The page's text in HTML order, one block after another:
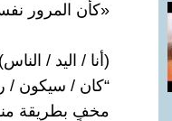
«كأن المرور
(أنا / اليد / الناس)
“كان / سيكون /
مخفٍ بطريقة